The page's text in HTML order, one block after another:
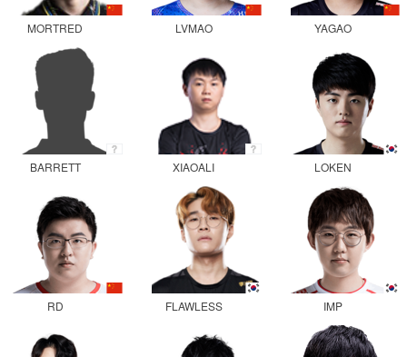
MORTRED LVMAO YAGAO
BARRETT XIAOALI LOKEN
RD FLAWLESS IMP